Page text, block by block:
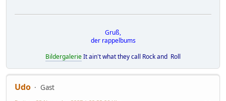
Gruß,
der rappelbums
BildergalerieIt ain't what they call Rock and Roll
Udo
Gast